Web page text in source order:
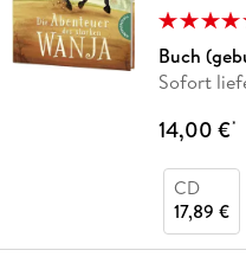
Buch
Sofort
14,00 €*
CD
17,89 €